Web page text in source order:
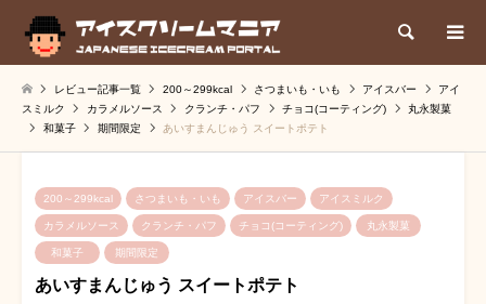
検索
レビュー記事一覧 200～299kcal さつまいも・いも アイスバー
アイ
スミルク
カラメルソース クランチ・パフ チョコ(コーティング)
丸永製菓
和菓子
期間限定 あいすまんじゅう スイートポテト
200～299kcal さつまいも・いも アイスバー アイスミルク
カラメルソース クランチ・パフ チョコ(コーティング) 丸永製菓
和菓子 期間限定
あいすまんじゅう スイートポテト